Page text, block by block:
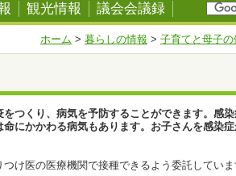
観光情報 議会会議録
ホーム > 暮らしの情報 > 子育てと母子の
つくり、病気を予防することができます。感
にかかわる病気もあります。お子さんを感染
け医の医療機関で接種できるよう委託していま